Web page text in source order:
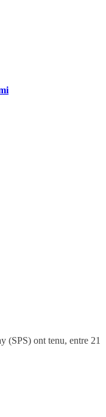
(SPS) ont tenu, entre 21